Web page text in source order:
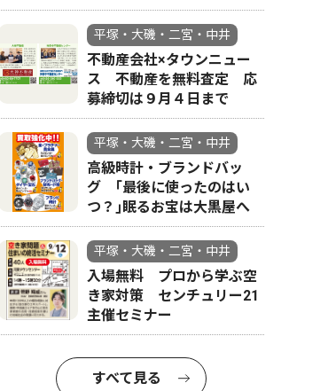
平塚・大磯・二宮・中井
不動産会社×タウンニュー
ス 不動産を無料査定 応
募締切は９月４日まで
平塚・大磯・二宮・中井
高級時計・ブランドバッ
グ ｢最後に使ったのはい
つ？｣眠るお宝は大黒屋へ
平塚・大磯・二宮・中井
入場無料 プロから学ぶ空
き家対策 センチュリー21
主催セミナー
すべて見る